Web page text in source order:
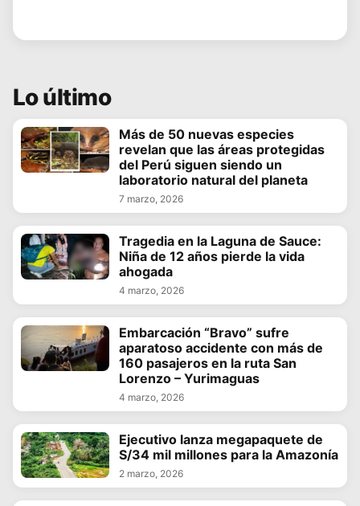
Lo último
Más de 50 nuevas especies
revelan que las áreas protegidas
del Perú siguen siendo un
laboratorio natural del planeta
7 marzo, 2026
Tragedia en la Laguna de Sauce:
Niña de 12 años pierde la vida
ahogada
4 marzo, 2026
Embarcación “Bravo” sufre
aparatoso accidente con más de
160 pasajeros en la ruta San
Lorenzo – Yurimaguas
4 marzo, 2026
Ejecutivo lanza megapaquete de
S/34 mil millones para la Amazonía
2 marzo, 2026